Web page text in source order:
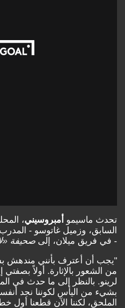
تحدث ماسيمو أمبروسيني،
السابق، وزميل غاتوسو -
- في فريق ميلان، إلى صحيفة
"يجب أن أعترف بأنني مندهش
من الشعور بالإثارة. أولاً بصفتي
لرينو. بالنظر إلى ما حدث في
بشيء من اليأس لكوننا نجد
الملحق، لكننا الآن قطعنا